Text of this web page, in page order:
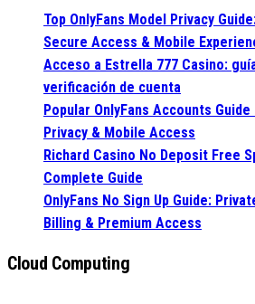
Top OnlyFans Model Privacy
Secure Access & Mobile
Acceso a Estrella 777 Casino:
verificación de cuenta
Popular OnlyFans Accounts
Privacy & Mobile Access
Richard Casino No Deposit Free
Complete Guide
OnlyFans No Sign Up Guide:
Billing & Premium Access
Cloud Computing